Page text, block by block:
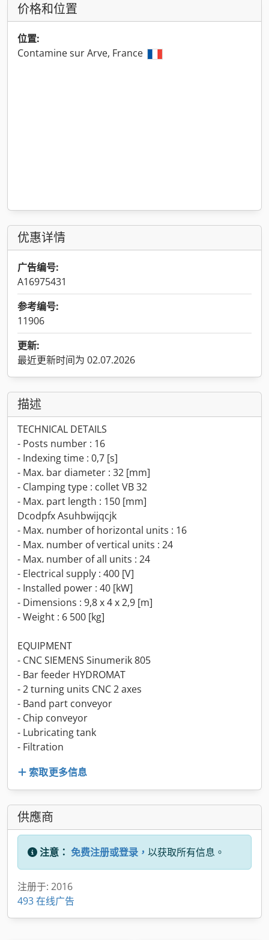
价格和位置
位置:
Contamine sur Arve, France
优惠详情
广告编号:
A16975431
参考编号:
11906
更新:
最近更新时间为 02.07.2026
描述
TECHNICAL DETAILS
- Posts number : 16
- Indexing time : 0,7 [s]
- Max. bar diameter : 32 [mm]
- Clamping type : collet VB 32
- Max. part length : 150 [mm]
Dcodpfx Asuhbwijqcjk
- Max. number of horizontal units : 16
- Max. number of vertical units : 24
- Max. number of all units : 24
- Electrical supply : 400 [V]
- Installed power : 40 [kW]
- Dimensions : 9,8 x 4 x 2,9 [m]
- Weight : 6 500 [kg]
EQUIPMENT
- CNC SIEMENS Sinumerik 805
- Bar feeder HYDROMAT
- 2 turning units CNC 2 axes
- Band part conveyor
- Chip conveyor
- Lubricating tank
- Filtration
索取更多信息
供應商
注意： 免费注册或登录， 以获取所有信息。
注册于: 2016
493 在线广告